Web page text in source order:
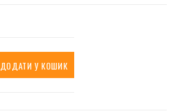
ДОДАТИ У КОШИК